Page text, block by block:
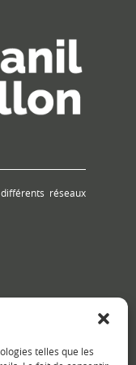
telles que les
réseaux